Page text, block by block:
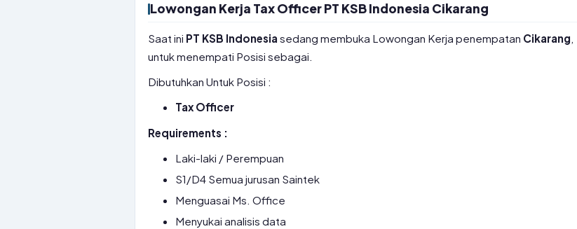
Lowongan Kerja Tax Officer PT KSB Indonesia Cikarang
Saat ini PT KSB Indonesia sedang membuka Lowongan Kerja penempatan Cikarang
untuk menempati Posisi sebagai.
Dibutuhkan Untuk Posisi :
Tax Officer
Requirements :
Laki-laki / Perempuan
S1/D4 Semua jurusan Saintek
Menguasai Ms. Office
Menyukai analisis data